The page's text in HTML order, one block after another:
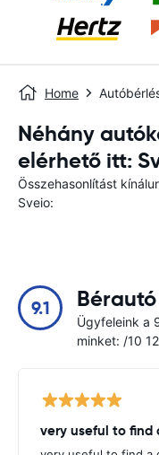
Home
Néhány
elérhető itt:
Összehasonlítást
Sveio:
9.1
Ügyfeleink a
minket: /10
very useful to find